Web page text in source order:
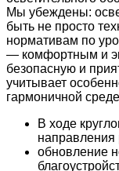
Мы убеждены:
быть не просто
нормативам по
— комфортным и
безопасную и
учитывает
гармоничной
В ходе
направления
обновление